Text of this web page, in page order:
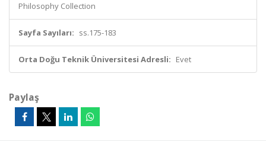
Philosophy Collection
Sayfa Sayıları: ss.175-183
Orta Doğu Teknik Üniversitesi Adresli: Evet
Paylaş